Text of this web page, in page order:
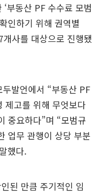
부동산 PF 수수료 모범
인하기 위해 권역별
사를 대상으로 진행됐
발언에서 “부동산 PF
제고를 위해 무엇보다
중요하다”며 “모범규
업무 관행이 상당 부분
했다.
된 만큼 주기적인 임